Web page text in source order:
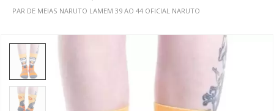
PAR DE MEIAS NARUTO LAMEM 39 AO 44 OFICIAL NARUTO